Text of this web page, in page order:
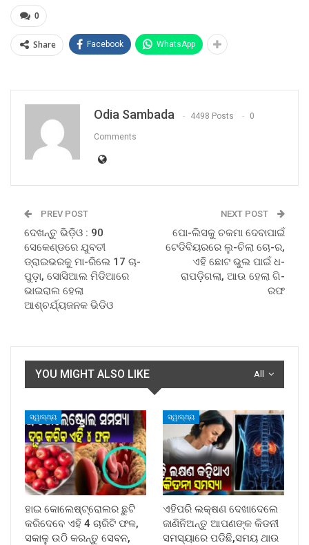
0
Share Facebook WhatsApp
Odia Sambada 4498 Posts 0
Comments
PREV POST
ଦେଖନ୍ତୁ ଭିଡ଼ିଓ : 90
ସେକେଣ୍ଡରେ ଯୁବତୀ
ଡ୍ରାଇଭରକୁ ମା-ରିଲେ 17 ଚା-
ପୁଡ଼ା, ସୋସିଆଲ ମିଡିଆରେ
ଭାଇରାଲ ହେଲା
ଆଶ୍ଚର୍ଯ୍ୟଜନକ ଭିଡିଓ
NEXT POST
ପୋ-ଲିସକୁ ଚକମା ଦେବାପାଇଁ
ଟେଡିବିୟରରେ ଲୁ-ଚିଲା ଚୋ-ର,
ଏହି ଛୋଟ ଭୁଲ ପାଇଁ ଧ-
ରାପଡ଼ିଗଲା, ଆଉ ହେଲା ଗି-
ରଫ
All
YOU MIGHT ALSO LIKE
ସ୍ୱାସ୍ଥ୍ୟ
ହାଇ କୋଲେଷ୍ଟ୍ରୋଲର ଛୁଟି
କରିଦେବେ ଏହି 4 ଚାରିଟି ଫଳ,
ସକାଳୁ ଉଠି କରନ୍ତୁ ସେବନ,
ସ୍ୱାସ୍ଥ୍ୟ
ଏହିପରି ଲକ୍ଷଣ ଦେଖାଦେଲେ
ଜାଣିନିଅନ୍ତୁ ଆପଣଙ୍କ କିଡନୀ
ସମସ୍ୟାରେ ପଡିଛି,ସମୟ ଥାଉ